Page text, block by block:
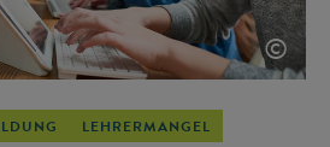
©
LEHRERMANGEL